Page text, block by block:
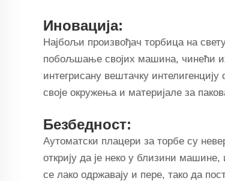
Иновација:
Најбољи произвођач торбица на
побољшање својих машина, чинећи
интегрисану вештачку
своје окружења и материјале за
Безбедност:
Аутоматски плацери за торбе су
открију да је неко у близини
се лако одржавају и пере, тако да